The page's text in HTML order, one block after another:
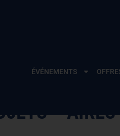
ÉVÉNEMENTS
– AIRES